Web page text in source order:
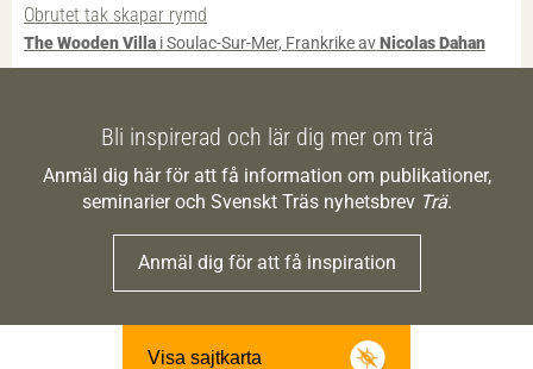
Obrutet tak skapar rymd
The Wooden Villa i Soulac-Sur-Mer, Frankrike avNicolas Dahan
Bli inspirerad och lär dig mer om trä
Anmäl dig här för att få information om publikationer,
seminarier och Svenskt Träs nyhetsbrev Trä.
Anmäl dig för att få inspiration
Visa sajtkarta